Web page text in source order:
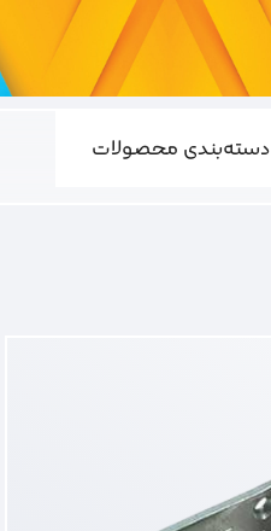
دسته‌بندی محصولات